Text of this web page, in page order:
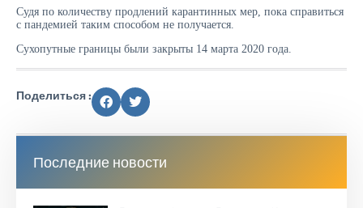
Судя по количеству продлений карантинных мер, пока справиться
с пандемией таким способом не получается.
Сухопутные границы были закрыты 14 марта 2020 года.
Поделиться :
Последние новости